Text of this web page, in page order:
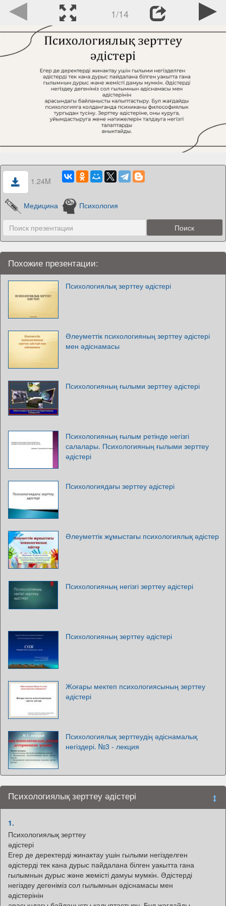
1/14
1.24M
Медицина Психология
Похожие презентации:
Психологиялық зерттеу әдістері
Әлеуметтік психологияның зерттеу әдістері
мен әдіснамасы
Психологияның ғылыми зерттеу әдістері
Психологияның ғылым ретінде негізгі
салалары. Психологияның ғылыми зерттеу
әдістері
Психологиядағы зерттеу әдістері
Әлеуметтік жұмыстағы психологиялық әдістер
Психологияның негізгі зерттеу әдістері
Психологияның зерттеу әдістері
Жоғары мектеп психологиясының зерттеу
әдістері
Психологиялық зерттеудің әдіснамалық
негіздері. №3 - лекция
Психологиялық зерттеу әдістері
1.
Психологиялық зерттеу
әдістері
Егер де деректерді жинактау ушін гылыми негізделген
әдістерді тек кана дурыс пайдалана білген уакытта гана
гылымнын дурыс және жемісті дамуы мумкін. Әдістерді
негіздеу дегеніміз сол гылымнын әдіснамасы мен
әдістерінін